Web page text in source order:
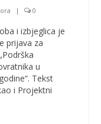
| 0
i izbjeglica je
prijava za
u
Tekst
i Projektni